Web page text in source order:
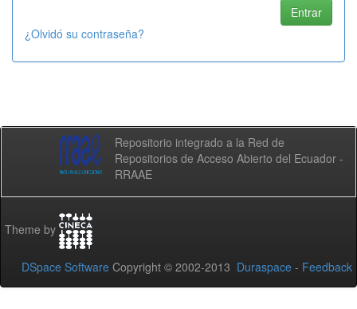
¿Olvidó su contraseña?
Repositorio integrado a la Red de
Repositorios de Acceso Abierto del Ecuador -
RRAAE
Theme by
DSpace Software Copyright © 2002-2013 Duraspace - Feedback